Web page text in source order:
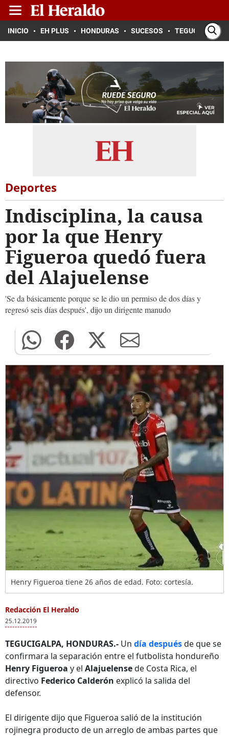
INICIO EH PLUS HONDURAS SUCESOS TEGUCIGALPA
Deportes
Indisciplina, la causa
por la que Henry
Figueroa quedó fuera
del Alajuelense
'Se da básicamente porque se le dio un permiso de dos días y
regresó seis días después', dijo un dirigente manudo
Henry Figueroa tiene 26 años de edad. Foto: cortesía.
Redacción El Heraldo
25.12.2019
TEGUCIGALPA, HONDURAS.- Un día despuésde que se
confirmara la separación entre el futbolista hondureño
Henry Figueroa y el Alajuelensede Costa Rica, el
directivo Federico Calderón explicó la salida del
defensor.
El dirigente dijo que Figueroa salió de la institución
rojinegra producto de un arreglo de ambas partes que